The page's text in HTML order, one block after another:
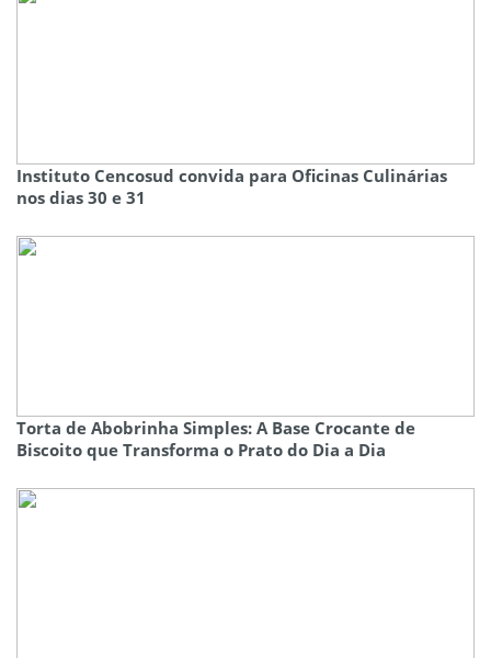
Instituto Cencosud convida para Oficinas Culinárias
nos dias 30 e 31
Torta de Abobrinha Simples: A Base Crocante de
Biscoito que Transforma o Prato do Dia a Dia